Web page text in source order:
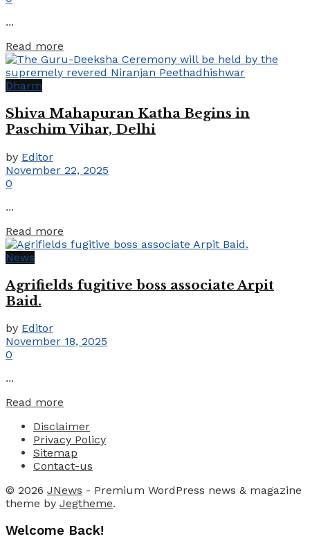
...
Read more
Dharm
Shiva Mahapuran Katha Begins in
Paschim Vihar, Delhi
by Editor
November 22, 2025
0
...
Read more
News
Agrifields fugitive boss associate Arpit
Baid.
by Editor
November 18, 2025
0
...
Read more
Disclaimer
Privacy Policy
Sitemap
Contact-us
© 2026 JNews - Premium WordPress news & magazine
theme by Jegtheme.
Welcome Back!